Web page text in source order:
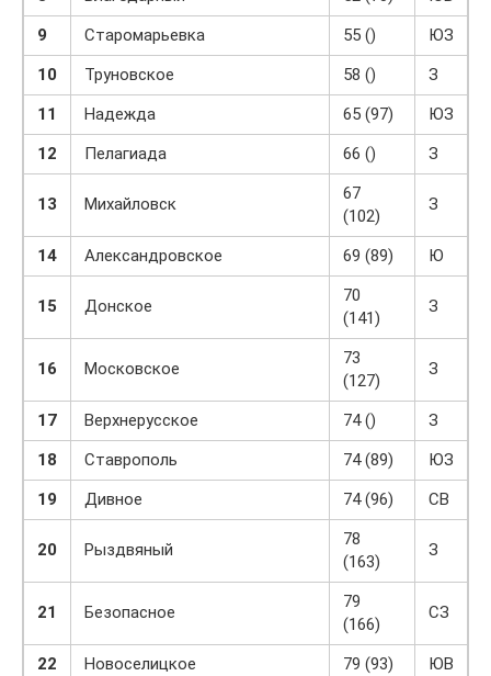
9
Старомарьевка 55 ()
ЮЗ
10
Труновское 58 ()
З
11
Надежда 65 (97)
ЮЗ
12
Пелагиада 66 () З
13 Михайловск
67
(102)
З
14 Александровское 69 (89) Ю
15 Донское
70
(141)
З
16 Московское
73
(127)
З
17 Верхнерусское 74 ()
З
18
Ставрополь 74 (89)
ЮЗ
19
Дивное 74 (96) СВ
20 Рыздвяный
78
(163)
З
21 Безопасное
79
(166)
СЗ
22 Новоселицкое 79 (93)
ЮВ